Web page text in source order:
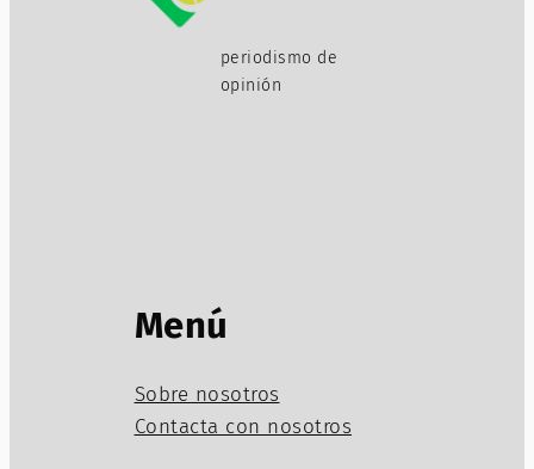
periodismo de
opinión
Menú
Sobre nosotros
Contacta con nosotros